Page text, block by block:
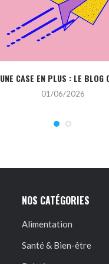
UNE CASE EN PLUS : LE BLOG
01/06/2026
NOS CATÉGORIES
Alimentation
Santé & Bien-être